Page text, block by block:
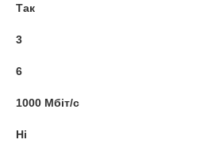
Так
3
6
1000 Мбіт/с
Ні